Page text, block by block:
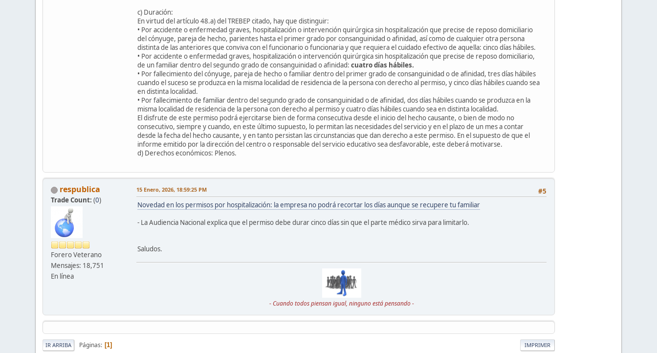
c) Duración:
En virtud del artículo 48.a) del TREBEP citado, hay que distinguir:
• Por accidente o enfermedad graves, hospitalización o intervención quirúrgica sin hospitalización que precise de reposo domiciliario
del cónyuge, pareja de hecho, parientes hasta el primer grado por consanguinidad o afinidad, así como de cualquier otra persona
distinta de las anteriores que conviva con el funcionario o funcionaria y que requiera el cuidado efectivo de aquella: cinco días hábiles.
• Por accidente o enfermedad graves, hospitalización o intervención quirúrgica sin hospitalización que precise de reposo domiciliario,
de un familiar dentro del segundo grado de consanguinidad o afinidad: cuatro días hábiles.
• Por fallecimiento del cónyuge, pareja de hecho o familiar dentro del primer grado de consanguinidad o de afinidad, tres días hábiles
cuando el suceso se produzca en la misma localidad de residencia de la persona con derecho al permiso, y cinco días hábiles cuando sea
en distinta localidad.
• Por fallecimiento de familiar dentro del segundo grado de consanguinidad o de afinidad, dos días hábiles cuando se produzca en la
misma localidad de residencia de la persona con derecho al permiso y cuatro días hábiles cuando sea en distinta localidad.
El disfrute de este permiso podrá ejercitarse bien de forma consecutiva desde el inicio del hecho causante, o bien de modo no
consecutivo, siempre y cuando, en este último supuesto, lo permitan las necesidades del servicio y en el plazo de un mes a contar
desde la fecha del hecho causante, y en tanto persistan las circunstancias que dan derecho a este permiso. En el supuesto de que el
informe emitido por la dirección del centro o responsable del servicio educativo sea desfavorable, este deberá motivarse.
d) Derechos económicos: Plenos.
respublica
Trade Count: (0)
Forero Veterano
Mensajes: 18,751
En línea
#5
15 Enero, 2026, 18:59:25 PM
Novedad en los permisos por hospitalización: la empresa no podrá recortar los días aunque se recupere tu familiar
- La Audiencia Nacional explica que el permiso debe durar cinco días sin que el parte médico sirva para limitarlo.
Saludos.
- Cuando todos piensan igual, ninguno está pensando -
IMPRIMIR
IR ARRIBA Páginas 1